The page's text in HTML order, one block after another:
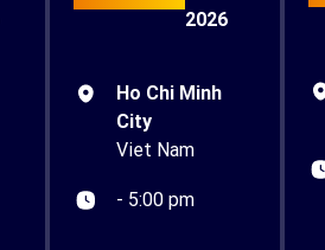
2026
Ho Chi Minh
City
Viet Nam
- 5:00 pm